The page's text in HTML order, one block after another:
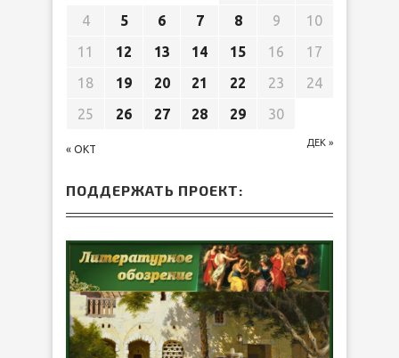
« ОКТ
ДЕК »
4
5 6 7 8 9
10
11
12 13 14 15 16
17
18
19 20 21 22 23
24
25
26 27 28 29 30
ПОДДЕРЖАТЬ ПРОЕКТ: